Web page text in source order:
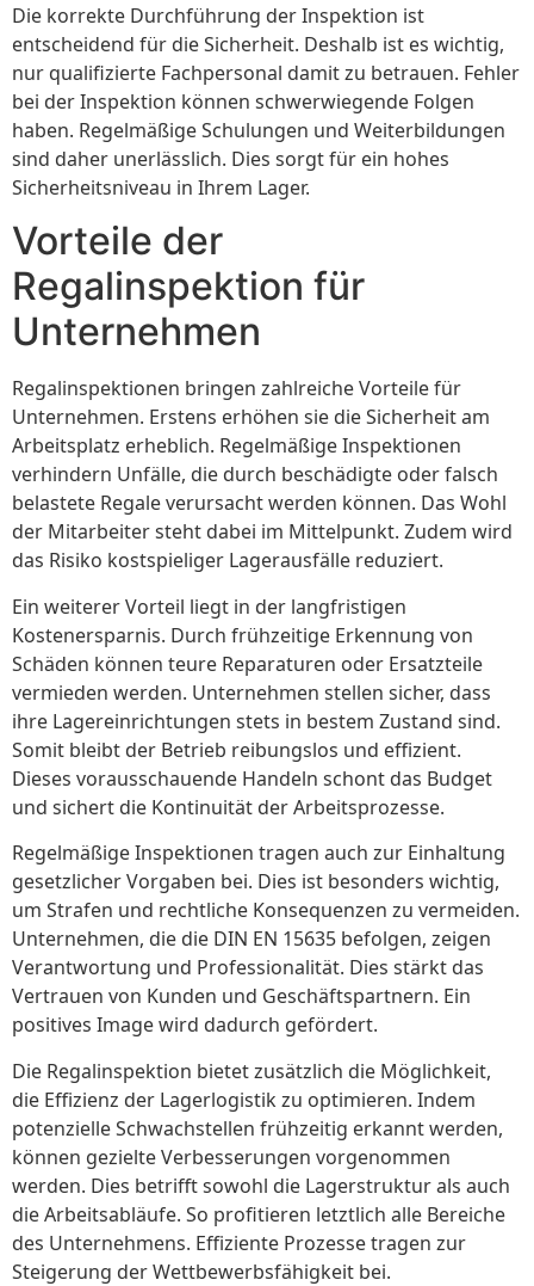
Die korrekte Durchführung der Inspektion ist
entscheidend für die Sicherheit. Deshalb ist es wichtig,
nur qualifizierte Fachpersonal damit zu betrauen. Fehler
bei der Inspektion können schwerwiegende Folgen
haben. Regelmäßige Schulungen und Weiterbildungen
sind daher unerlässlich. Dies sorgt für ein hohes
Sicherheitsniveau in Ihrem Lager.
Vorteile der
Regalinspektion für
Unternehmen
Regalinspektionen bringen zahlreiche Vorteile für
Unternehmen. Erstens erhöhen sie die Sicherheit am
Arbeitsplatz erheblich. Regelmäßige Inspektionen
verhindern Unfälle, die durch beschädigte oder falsch
belastete Regale verursacht werden können. Das Wohl
der Mitarbeiter steht dabei im Mittelpunkt. Zudem wird
das Risiko kostspieliger Lagerausfälle reduziert.
Ein weiterer Vorteil liegt in der langfristigen
Kostenersparnis. Durch frühzeitige Erkennung von
Schäden können teure Reparaturen oder Ersatzteile
vermieden werden. Unternehmen stellen sicher, dass
ihre Lagereinrichtungen stets in bestem Zustand sind.
Somit bleibt der Betrieb reibungslos und effizient.
Dieses vorausschauende Handeln schont das Budget
und sichert die Kontinuität der Arbeitsprozesse.
Regelmäßige Inspektionen tragen auch zur Einhaltung
gesetzlicher Vorgaben bei. Dies ist besonders wichtig,
um Strafen und rechtliche Konsequenzen zu vermeiden.
Unternehmen, die die DIN EN 15635 befolgen, zeigen
Verantwortung und Professionalität. Dies stärkt das
Vertrauen von Kunden und Geschäftspartnern. Ein
positives Image wird dadurch gefördert.
Die Regalinspektion bietet zusätzlich die Möglichkeit,
die Effizienz der Lagerlogistik zu optimieren. Indem
potenzielle Schwachstellen frühzeitig erkannt werden,
können gezielte Verbesserungen vorgenommen
werden. Dies betrifft sowohl die Lagerstruktur als auch
die Arbeitsabläufe. So profitieren letztlich alle Bereiche
des Unternehmens. Effiziente Prozesse tragen zur
Steigerung der Wettbewerbsfähigkeit bei.